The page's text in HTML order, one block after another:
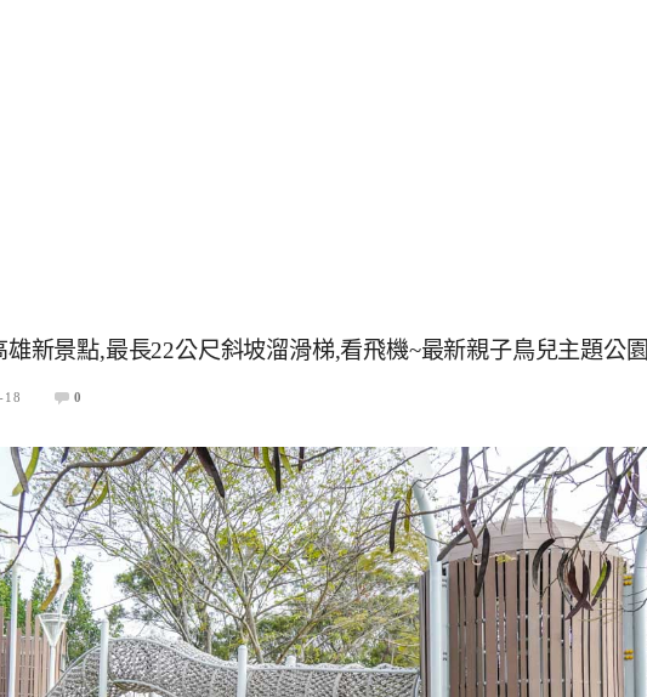
新景點,最長22公尺斜坡溜滑梯,看飛機~最新親子鳥兒主題公園
18 0